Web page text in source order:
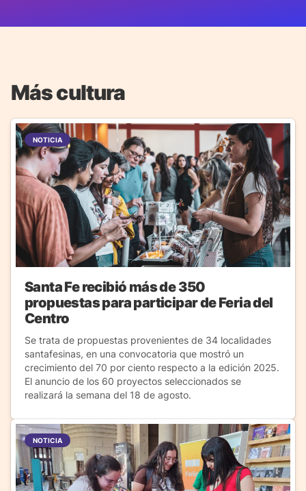
Más cultura
NOTICIA
Santa Fe recibió más de 350
propuestas para participar de Feria del
Centro
Se trata de propuestas provenientes de 34 localidades
santafesinas, en una convocatoria que mostró un
crecimiento del 70 por ciento respecto a la edición 2025.
El anuncio de los 60 proyectos seleccionados se
realizará la semana del 18 de agosto.
NOTICIA